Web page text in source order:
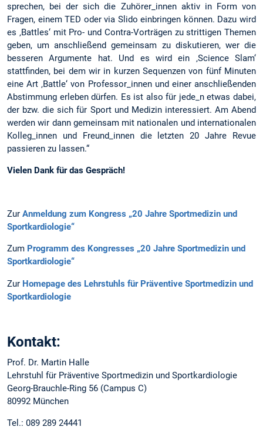
sprechen, bei der sich die Zuhörer_innen aktiv in Form von
Fragen, einem TED oder via Slido einbringen können. Dazu wird
es ‚Battles‘ mit Pro- und Contra-Vorträgen zu strittigen Themen
geben, um anschließend gemeinsam zu diskutieren, wer die
besseren Argumente hat. Und es wird ein ‚Science Slam‘
stattfinden, bei dem wir in kurzen Sequenzen von fünf Minuten
eine Art ‚Battle‘ von Professor_innen und einer anschließenden
Abstimmung erleben dürfen. Es ist also für jede_n etwas dabei,
der bzw. die sich für Sport und Medizin interessiert. Am Abend
werden wir dann gemeinsam mit nationalen und internationalen
Kolleg_innen und Freund_innen die letzten 20 Jahre Revue
passieren zu lassen.“
Vielen Dank für das Gespräch!
Zur Anmeldung zum Kongress „20 Jahre Sportmedizin und
Sportkardiologie“
Zum Programm des Kongresses „20 Jahre Sportmedizin und
Sportkardiologie“
Zur Homepage des Lehrstuhls für Präventive Sportmedizin und
Sportkardiologie
Kontakt:
Prof. Dr. Martin Halle
Lehrstuhl für Präventive Sportmedizin und Sportkardiologie
Georg-Brauchle-Ring 56 (Campus C)
80992 München
Tel.: 089 289 24441